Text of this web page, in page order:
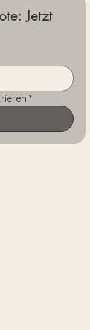
Jetzt
*